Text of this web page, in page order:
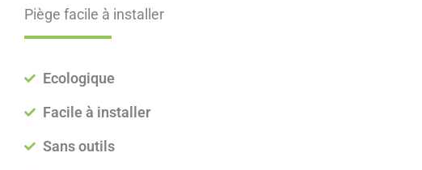
Piège facile à installer
Ecologique
Facile à installer
Sans outils